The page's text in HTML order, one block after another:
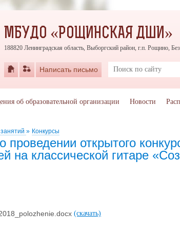
» Конкурсы
проведении открытого
на классической гитаре
(скачать)
МБУДО «РОЩИНСКАЯ ДШИ»
188820 Ленинградская область, Выборгский район, г.п. Рощино,
Написать письмо
об образовательной организации Новости